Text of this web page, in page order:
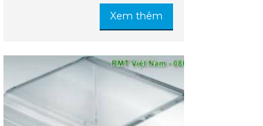
Xem thêm